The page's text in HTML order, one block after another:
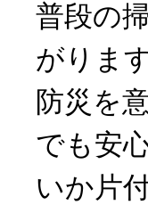
普段の
がります
防災を
でも安
いか片